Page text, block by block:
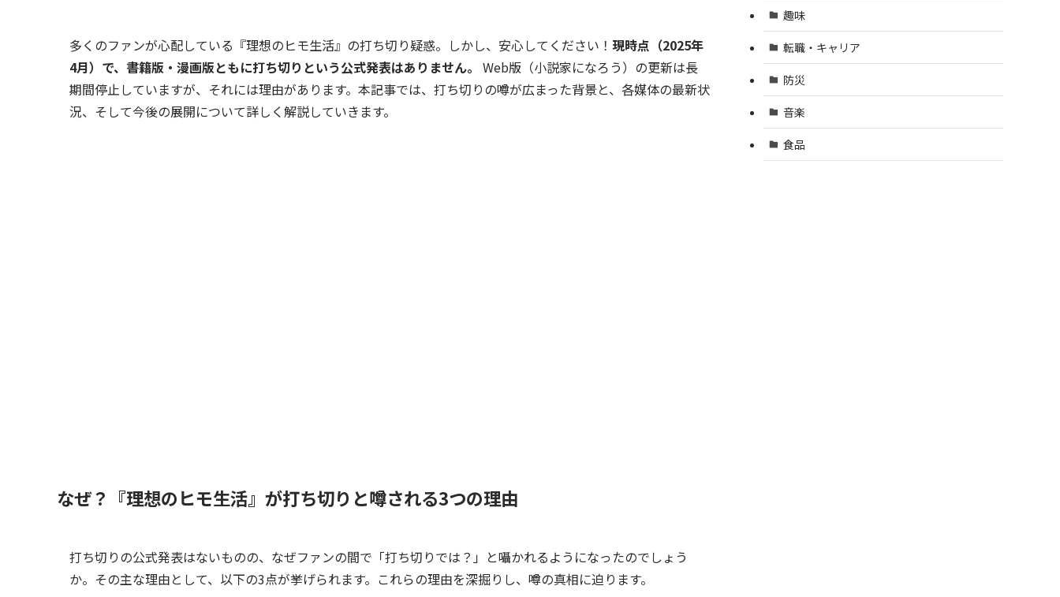
多くのファンが心配している『理想のヒモ生活』の打ち切り疑惑。しかし、安心してください！ 現時点（2025年
4月）で、書籍版・漫画版ともに打ち切りという公式発表はありません。 Web版（小説家になろう）の更新は長
期間停止していますが、それには理由があります。本記事では、打ち切りの噂が広まった背景と、各媒体の最新状
況、そして今後の展開について詳しく解説していきます。
なぜ？『理想のヒモ生活』が打ち切りと噂される3つの理由
打ち切りの公式発表はないものの、なぜファンの間で「打ち切りでは？」と囁かれるようになったのでしょう
か。その主な理由として、以下の3点が挙げられます。これらの理由を深掘りし、噂の真相に迫ります。
趣味
転職・キャリア
防災
音楽
食品